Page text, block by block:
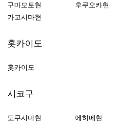
구마모토현
후쿠오카현
가고시마현
홋카이도
홋카이도
시코구
도쿠시마현 에히메현